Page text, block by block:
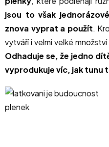
jsou to však
znova vyprat a použít.
vytváří i velmi velké
Odhaduje se, že jedno
vyprodukuje víc, jak tunu